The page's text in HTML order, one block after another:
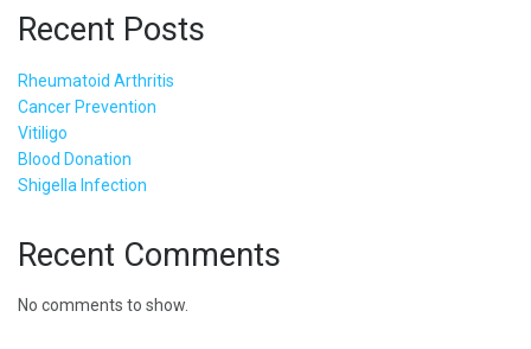
Recent Posts
Rheumatoid Arthritis
Cancer Prevention
Vitiligo
Blood Donation
Shigella Infection
Recent Comments
No comments to show.